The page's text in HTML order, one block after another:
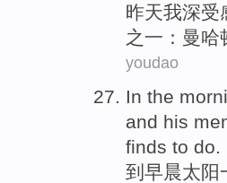
昨天我深受
之一 ：曼哈
youdao
In the
and his
finds to do.
到 早晨太阳